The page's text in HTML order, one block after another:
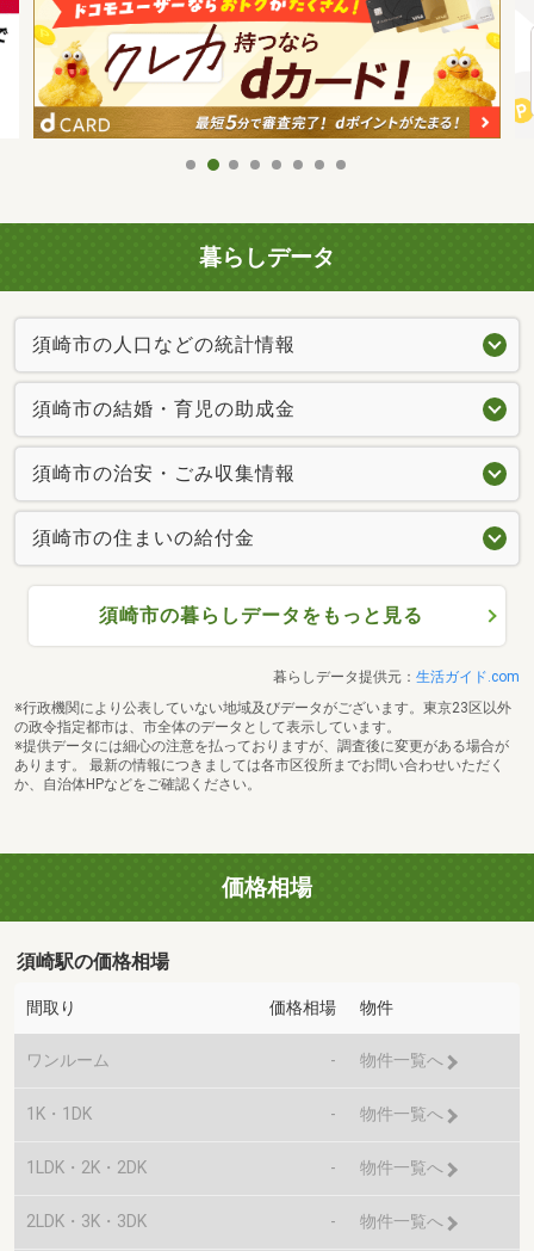
暮らしデータ
須崎市の人口などの統計情報
須崎市の結婚・育児の助成金
須崎市の治安・ごみ収集情報
須崎市の住まいの給付金
須崎市の暮らしデータをもっと見る
暮らしデータ提供元： 生活ガイド.com
※行政機関により公表していない地域及びデータがございます。東京23区以外
の政令指定都市は、市全体のデータとして表示しています。
※提供データには細心の注意を払っておりますが、調査後に変更がある場合が
あります。 最新の情報につきましては各市区役所までお問い合わせいただく
か、自治体HPなどをご確認ください。
価格相場
須崎駅の価格相場
間取り 価格相場 物件
ワンルーム - 物件一覧へ
1K・1DK - 物件一覧へ
1LDK・2K・2DK - 物件一覧へ
2LDK・3K・3DK - 物件一覧へ